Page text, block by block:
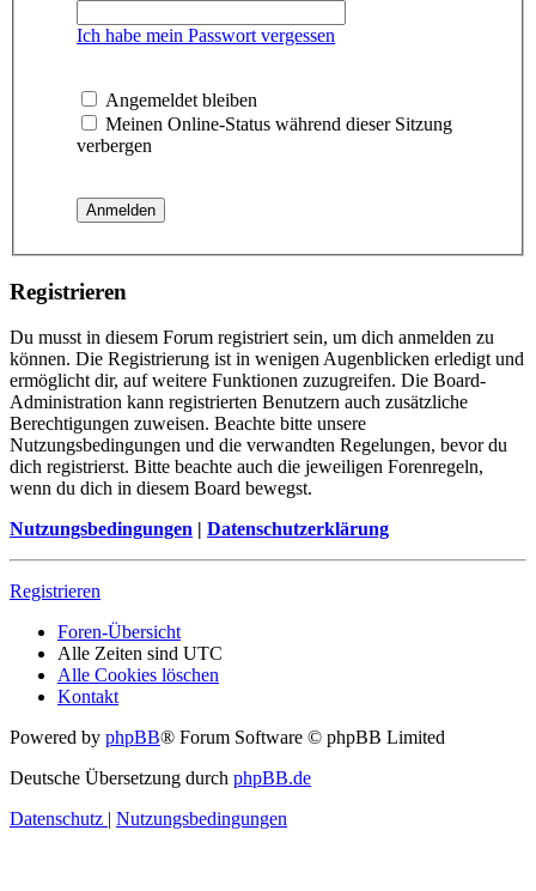
Ich habe mein Passwort vergessen
Angemeldet bleiben
Meinen Online-Status während dieser Sitzung
verbergen
Registrieren
Du musst in diesem Forum registriert sein, um dich anmelden zu
können. Die Registrierung ist in wenigen Augenblicken erledigt und
ermöglicht dir, auf weitere Funktionen zuzugreifen. Die Board-
Administration kann registrierten Benutzern auch zusätzliche
Berechtigungen zuweisen. Beachte bitte unsere
Nutzungsbedingungen und die verwandten Regelungen, bevor du
dich registrierst. Bitte beachte auch die jeweiligen Forenregeln,
wenn du dich in diesem Board bewegst.
Nutzungsbedingungen | Datenschutzerklärung
Registrieren
Foren-Übersicht
Alle Zeiten sind UTC
Alle Cookies löschen
Kontakt
Powered by phpBB® Forum Software © phpBB Limited
Deutsche Übersetzung durch phpBB.de
Datenschutz | Nutzungsbedingungen